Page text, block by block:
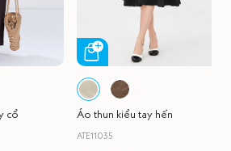
cổ Áo thun kiểu tay hến
ATE11035